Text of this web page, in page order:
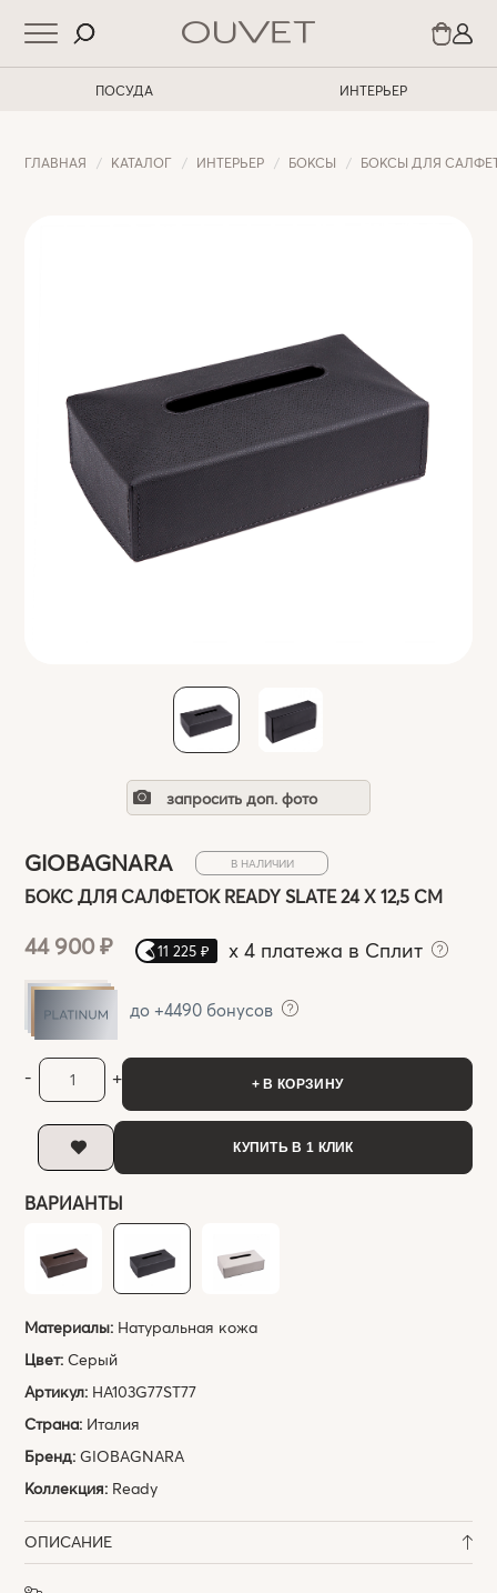
ПОСУДА ИНТЕРЬЕР
ГЛАВНАЯ КАТАЛОГ ИНТЕРЬЕР БОКСЫ БОКСЫ ДЛЯ
запросить доп. фото
GIOBAGNARA В НАЛИЧИИ
БОКС ДЛЯ САЛФЕТОК READY SLATE 24 X 12,5 СМ
44 900 ₽ 11 225 ₽ x 4 платежа в Сплит
до +4490 бонусов
- + + В КОРЗИНУ
КУПИТЬ В 1 КЛИК
ВАРИАНТЫ
Материалы: Натуральная кожа
Цвет:Серый
Артикул: HA103G77ST77
Страна: Италия
Бренд:GIOBAGNARA
Коллекция: Ready
ОПИСАНИЕ